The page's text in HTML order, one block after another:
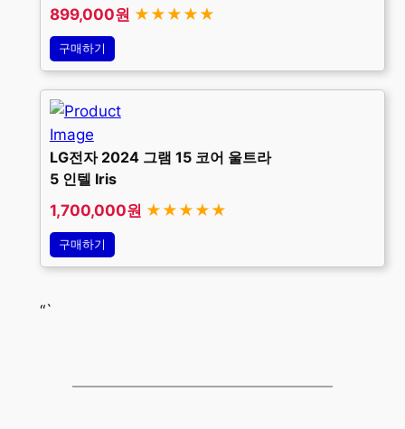
899,000원 ★★★★★
구매하기
LG전자 2024 그램 15 코어 울트라
5 인텔 Iris
1,700,000원 ★★★★★
구매하기
“`